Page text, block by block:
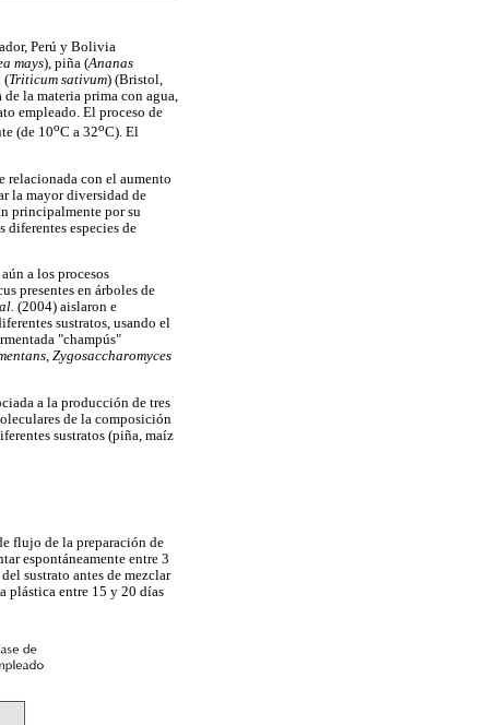
Perú y Bolivia
mays), piña (Ananas
(Triticum sativum) (Bristol,
la materia prima con agua,
empleado. El proceso de
(de 10oC a 32oC). El
relacionada con el aumento
la mayor diversidad de
principalmente por su
diferentes especies de
a los procesos
presentes en árboles de
(2004) aislaron e
sustratos, usando el
"champús"
Zygosaccharomyces
a la producción de tres
de la composición
sustratos (piña, maíz
flujo de la preparación de
espontáneamente entre 3
sustrato antes de mezclar
plástica entre 15 y 20 días